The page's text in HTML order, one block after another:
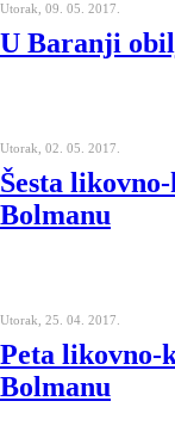
Utorak, 09. 05. 2017.
U Baranji
Utorak, 02. 05. 2017.
Šesta
Bolmanu
Utorak, 25. 04. 2017.
Peta likovno-
Bolmanu